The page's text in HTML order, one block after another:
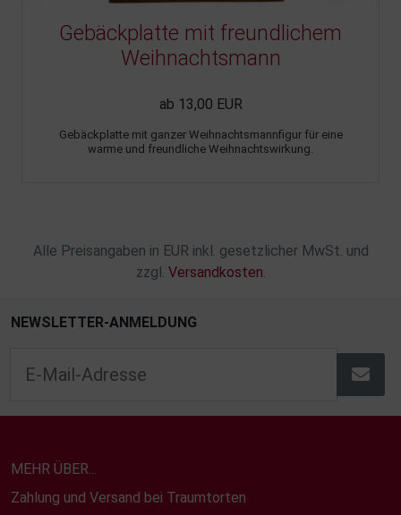
Gebäckplatte mit freundlichem
Weihnachtsmann
ab 13,00 EUR
Gebäckplatte mit ganzer Weihnachtsmannfigur für eine
warme und freundliche Weihnachtswirkung.
Alle Preisangaben in EUR inkl. gesetzlicher MwSt. und
zzgl. Versandkosten.
NEWSLETTER-ANMELDUNG
MEHR ÜBER...
Zahlung und Versand bei Traumtorten